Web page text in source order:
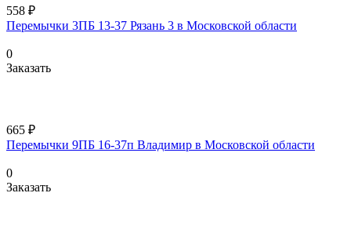
558 ₽
Перемычки 3ПБ 13-37 Рязань 3 в Московской области
0
Заказать
665 ₽
Перемычки 9ПБ 16-37п Владимир в Московской области
0
Заказать